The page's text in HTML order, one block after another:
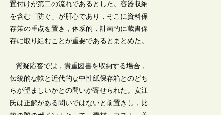
置付けが第二の流れであるとした。容器収納
を含む「防ぐ」が肝心であり，そこに資料保
存策の重点を置き，体系的，計画的に蔵書保
存に取り組むことが重要であるとまとめた。
質疑応答では，貴重図書を収納する場合，
伝統的な帙と近代的な中性紙保存箱とのどち
らが望ましいかとの問いが寄せられた。安江
氏は正解がある問いではないと前置きし，比